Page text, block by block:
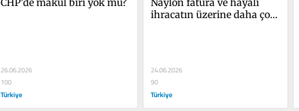
26.06.2026
100
Türkiye
ihracatın üzerine daha çok
24.06.2026
90
Türkiye